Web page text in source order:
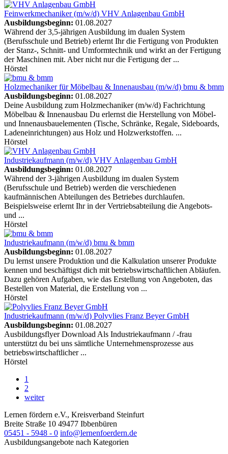
Feinwerkmechaniker (m/w/d) VHV Anlagenbau GmbH
Ausbildungsbeginn: 01.08.2027
Während der 3,5-jährigen Ausbildung im dualen System
(Berufsschule und Betrieb) erlernt Ihr die Fertigung von Produkten
der Stanz-, Schnitt- und Umformtechnik und wirkt an der Fertigung
der Maschinen mit. Aber nicht nur die Fertigung der ...
Hörstel
Holzmechaniker für Möbelbau & Innenausbau (m/w/d) bmu & bmm
Ausbildungsbeginn: 01.08.2027
Deine Ausbildung zum Holzmechaniker (m/w/d) Fachrichtung
Möbelbau & Innenausbau Du erlernst die Herstellung von Möbel-
und Innenausbauelementen (Tische, Schränke, Regale, Sideboards,
Ladeneinrichtungen) aus Holz und Holzwerkstoffen. ...
Hörstel
Industriekaufmann (m/w/d) VHV Anlagenbau GmbH
Ausbildungsbeginn: 01.08.2027
Während der 3-jährigen Ausbildung im dualen System
(Berufsschule und Betrieb) werden die verschiedenen
kaufmännischen Abteilungen des Betriebes durchlaufen.
Beispielsweise erlernt Ihr in der Vertriebsabteilung die Angebots-
und ...
Hörstel
Industriekaufmann (m/w/d) bmu & bmm
Ausbildungsbeginn: 01.08.2027
Du lernst unsere Produktion und die Kalkulation unserer Produkte
kennen und beschäftigst dich mit betriebswirtschaftlichen Abläufen.
Dazu gehören Aufgaben, wie das Erstellung von Angeboten, das
Bestellen von Material, die Erstellung von ...
Hörstel
Industriekaufmann (m/w/d) Polyvlies Franz Beyer GmbH
Ausbildungsbeginn: 01.08.2027
Ausbildungsflyer Download Als Industriekaufmann / -frau
unterstützt du bei uns sämtliche Unternehmensprozesse aus
betriebswirtschaftlicher ...
Hörstel
1
2
weiter
Lernen fördern e.V., Kreisverband Steinfurt
Breite Straße 10 49477 Ibbenbüren
05451 - 5948 - 0 info@lernenfoerdern.de
Ausbildungsangebote nach Kategorien